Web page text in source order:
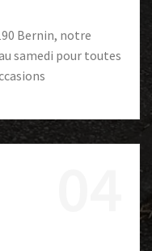
Bernin, notre
samedi pour toutes